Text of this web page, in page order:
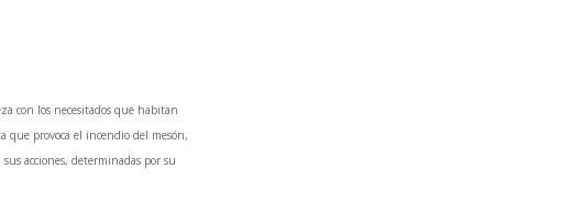
con los necesitados que habitan
que provoca el incendio del mesón,
acciones, determinadas por su